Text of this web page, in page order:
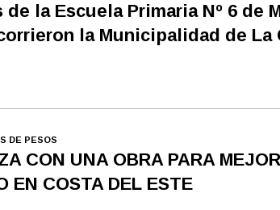
la Escuela Primaria Nº 6 de
la Municipalidad de La
DE PESOS
CON UNA OBRA PARA
EN COSTA DEL ESTE